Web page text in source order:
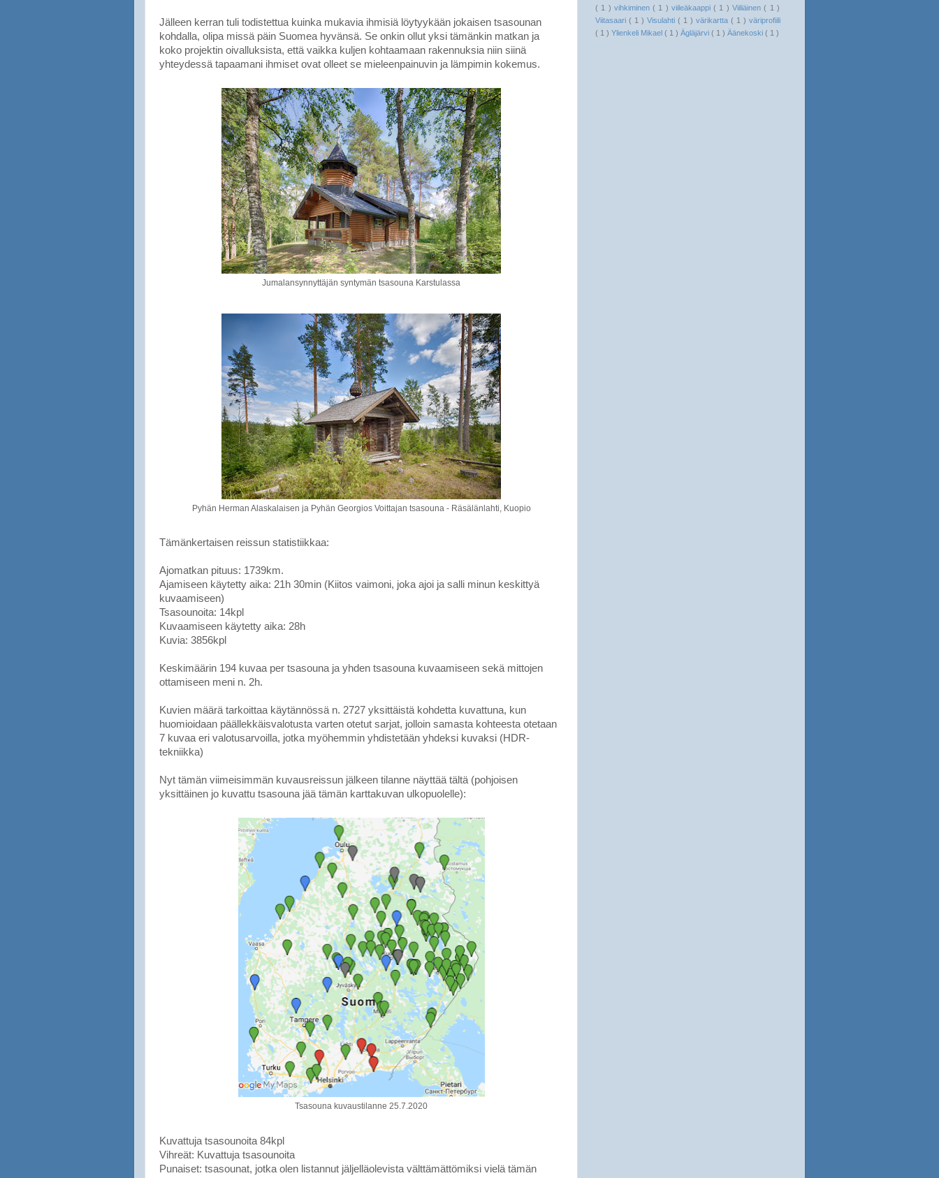
Jälleen kerran tuli todistettua kuinka mukavia ihmisiä löytyykään jokaisen tsasounan
kohdalla, olipa missä päin Suomea hyvänsä. Se onkin ollut yksi tämänkin matkan ja
koko projektin oivalluksista, että vaikka kuljen kohtaamaan rakennuksia niin siinä
yhteydessä tapaamani ihmiset ovat olleet se mieleenpainuvin ja lämpimin kokemus.
Jumalansynnyttäjän syntymän tsasouna Karstulassa
Pyhän Herman Alaskalaisen ja Pyhän Georgios Voittajan tsasouna - Räsälänlahti, Kuopio
Tämänkertaisen reissun statistiikkaa:
Ajomatkan pituus: 1739km.
Ajamiseen käytetty aika: 21h 30min (Kiitos vaimoni, joka ajoi ja salli minun keskittyä
kuvaamiseen)
Tsasounoita: 14kpl
Kuvaamiseen käytetty aika: 28h
Kuvia: 3856kpl
Keskimäärin 194 kuvaa per tsasouna ja yhden tsasouna kuvaamiseen sekä mittojen
ottamiseen meni n. 2h.
Kuvien määrä tarkoittaa käytännössä n. 2727 yksittäistä kohdetta kuvattuna, kun
huomioidaan päällekkäisvalotusta varten otetut sarjat, jolloin samasta kohteesta otetaan
7 kuvaa eri valotusarvoilla, jotka myöhemmin yhdistetään yhdeksi kuvaksi (HDR-
tekniikka)
Nyt tämän viimeisimmän kuvausreissun jälkeen tilanne näyttää tältä (pohjoisen
yksittäinen jo kuvattu tsasouna jää tämän karttakuvan ulkopuolelle):
Tsasouna kuvaustilanne 25.7.2020
Kuvattuja tsasounoita 84kpl
Vihreät: Kuvattuja tsasounoita
Punaiset: tsasounat, jotka olen listannut jäljelläolevista välttämättömiksi vielä tämän
( 1 ) vihkiminen( 1 ) viileäkaappi( 1 ) Viiliäinen( 1 )
Viitasaari ( 1 ) Visulahti ( 1 ) värikartta ( 1 ) väriprofiili
( 1 ) Ylienkeli Mikael ( 1 ) Ägläjärvi ( 1 ) Äänekoski ( 1 )